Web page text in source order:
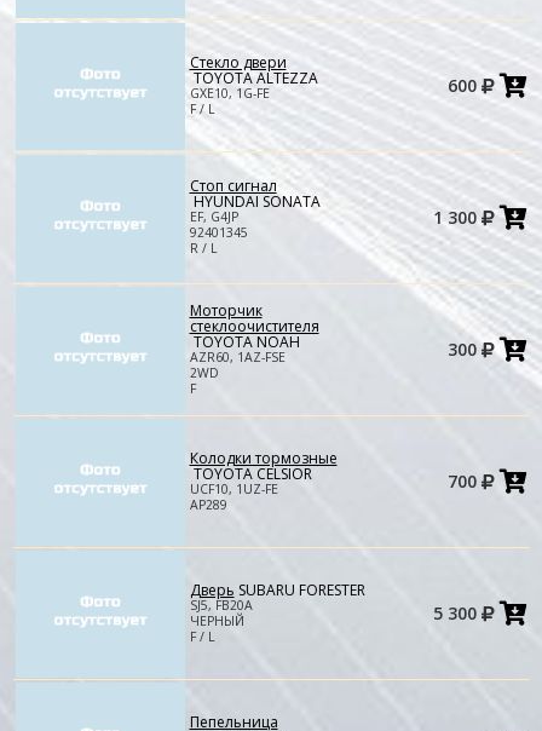
Стекло двери
TOYOTA ALTEZZA
GXE10, 1G-FE
F / L
600 в
Стоп сигнал
HYUNDAI SONATA
EF, G4JP
92401345
R / L
1 300 в
Моторчик
стеклоочистителя
TOYOTA NOAH
AZR60, 1AZ-FSE
2WD
F
300 в
Колодки тормозные
TOYOTA CELSIOR
UCF10, 1UZ-FE
AP289
700
Дверь SUBARU FORESTER
SJ5, FB20A
ЧЕРНЫЙ
F / L
5 300
Пепельница